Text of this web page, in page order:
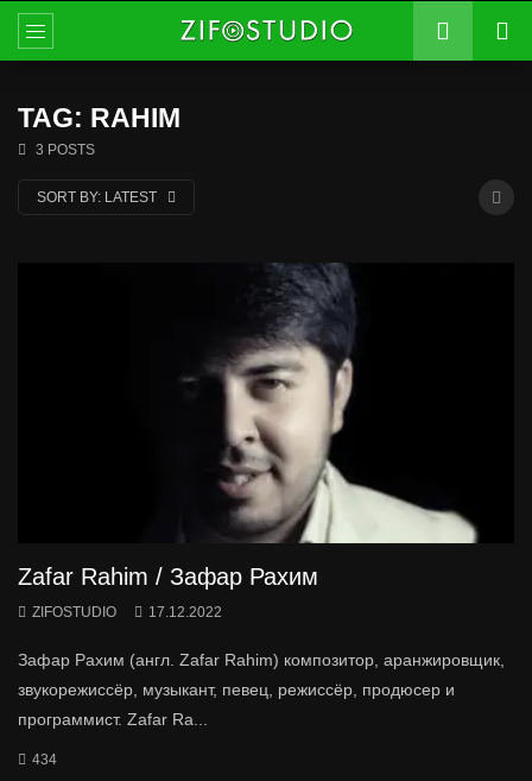
TAG: RAHIM
3 POSTS
SORT BY: LATEST
Zafar Rahim / Зафар Рахим
ZIFOSTUDIO 17.12.2022
Зафар Рахим (англ. Zafar Rahim) композитор, аранжировщик,
звукорежиссёр, музыкант, певец, режиссёр, продюсер и
программист. Zafar Ra...
434